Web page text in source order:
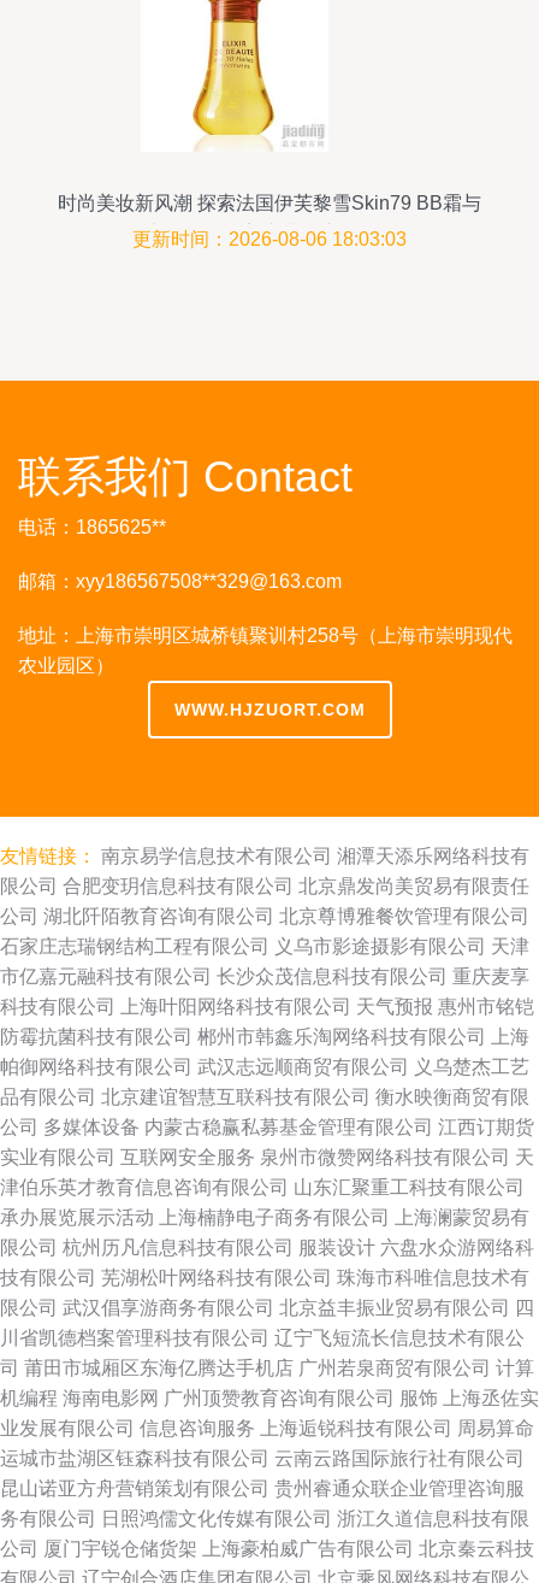
时尚美妆新风潮 探索法国伊芙黎雪Skin79 BB霜与
牛尔玫瑰晚安冻膜的护肤奥秘
更新时间：2026-08-06 18:03:03
联系我们 Contact
电话：1865625**
邮箱：xyy186567508**329@163.com
地址：上海市崇明区城桥镇聚训村258号（上海市崇明现代
农业园区）
WWW.HJZUORT.COM
友情链接： 南京易学信息技术有限公司 湘潭天添乐网络科技有
限公司 合肥变玥信息科技有限公司 北京鼎发尚美贸易有限责任
公司 湖北阡陌教育咨询有限公司 北京尊博雅餐饮管理有限公司
石家庄志瑞钢结构工程有限公司
义乌市影途摄影有限公司 天津
市亿嘉元融科技有限公司 长沙众茂信息科技有限公司 重庆麦享
科技有限公司
上海叶阳网络科技有限公司 天气预报 惠州市铭铠
防霉抗菌科技有限公司 郴州市韩鑫乐淘网络科技有限公司
上海
帕御网络科技有限公司 武汉志远顺商贸有限公司
义乌楚杰工艺
品有限公司 北京建谊智慧互联科技有限公司 衡水映衡商贸有限
公司 多媒体设备 内蒙古稳赢私募基金管理有限公司 江西订期货
实业有限公司 互联网安全服务 泉州市微赞网络科技有限公司 天
津伯乐英才教育信息咨询有限公司 山东汇聚重工科技有限公司
承办展览展示活动
上海楠静电子商务有限公司
上海澜蒙贸易有
限公司 杭州历凡信息科技有限公司 服装设计 六盘水众游网络科
技有限公司 芜湖松叶网络科技有限公司 珠海市科唯信息技术有
限公司 武汉倡享游商务有限公司 北京益丰振业贸易有限公司
四
川省凯德档案管理科技有限公司 辽宁飞短流长信息技术有限公
司 莆田市城厢区东海亿腾达手机店 广州若泉商贸有限公司 计算
机编程 海南电影网 广州顶赞教育咨询有限公司 服饰
上海丞佐实
业发展有限公司 信息咨询服务 上海逅锐科技有限公司 周易算命
运城市盐湖区钰森科技有限公司 云南云路国际旅行社有限公司
昆山诺亚方舟营销策划有限公司 贵州睿通众联企业管理咨询服
务有限公司
日照鸿儒文化传媒有限公司 浙江久道信息科技有限
公司 厦门宇锐仓储货架 上海豪柏威广告有限公司 北京秦云科技
有限公司 辽宁创合酒店集团有限公司 北京乘风网络科技有限公